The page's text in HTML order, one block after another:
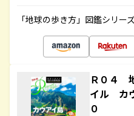
「地球の歩き方」図鑑シリー
Ｒ０４
イル カ
０